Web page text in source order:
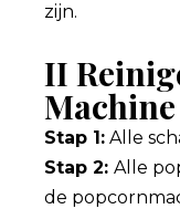
zijn.
II
Stap 1: Alle
Stap 2: Alle
de